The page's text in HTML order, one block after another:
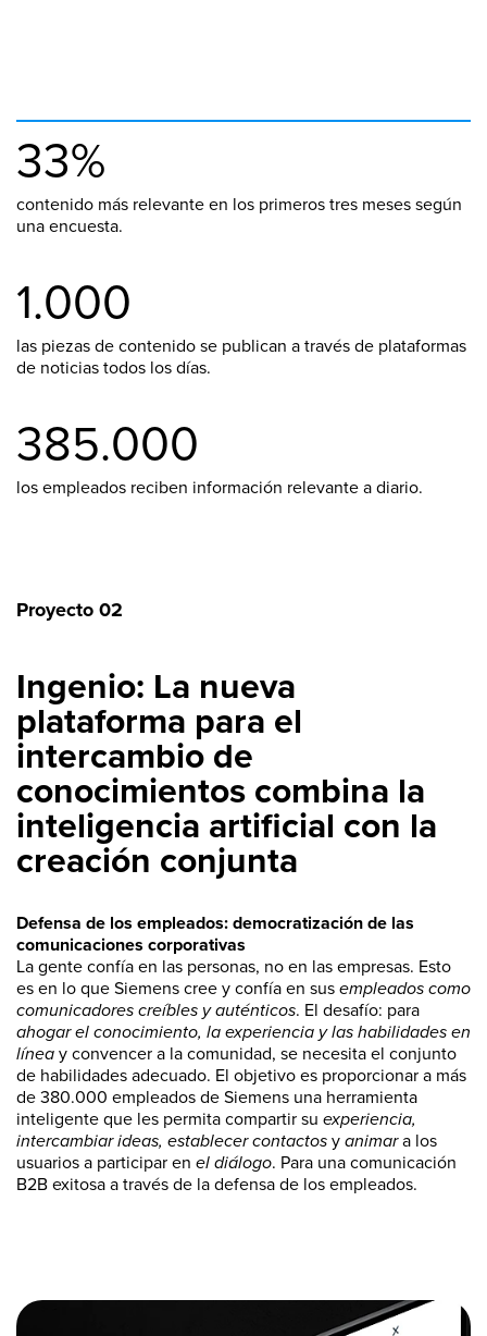
33%
contenido más relevante en los primeros tres meses según
una encuesta.
1.000
las piezas de contenido se publican a través de plataformas
de noticias todos los días.
385.000
los empleados reciben información relevante a diario.
Proyecto 02
Ingenio: La nueva
plataforma para el
intercambio de
conocimientos combina la
inteligencia artificial con la
creación conjunta
Defensa de los empleados: democratización de las
comunicaciones corporativas
La gente confía en las personas, no en las empresas. Esto
es en lo que Siemens cree y confía en susempleados como
comunicadores creíbles y auténticos. El desafío: para
ahogar el conocimiento, la experiencia y las habilidades en
líneay convencer a la comunidad, se necesita el conjunto
de habilidades adecuado. El objetivo es proporcionar a más
de 380.000 empleados de Siemens una herramienta
inteligente que les permita compartir su experiencia,
intercambiar ideas, establecer contactosyanimara los
usuarios a participar en el diálogo. Para una comunicación
B2B exitosa a través de la defensa de los empleados.